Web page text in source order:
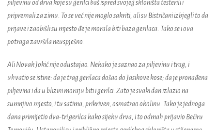
piljevinu od drva koje su gerilci baš ispred svojeg skloništa testerili i
pripremali za zimu. To se već nije moglo sakriti, ali su Bistričani izbjegli to da
prijave i zaobišli su mjesto đe je morala biti baza gerilaca. Tako se i ova
potraga završila neuspješno.
Ali Novak Jokić nije odustajao. Nekako je saznao za piljevinu i trag, i
uhvatio se istine: da je trag gerilaca došao do Jasikove kose; da je pronađena
piljevina i da u blizini moraju biti i gerilci. Zato je svaki dan izlazio na
sumnjivo mjesto, i tu satima, prikriven, osmatrao okolinu. Tako je jednoga
dana primijetio dva-tri gerilca kako sijeku drva, i to odmah prijavio Bećiru